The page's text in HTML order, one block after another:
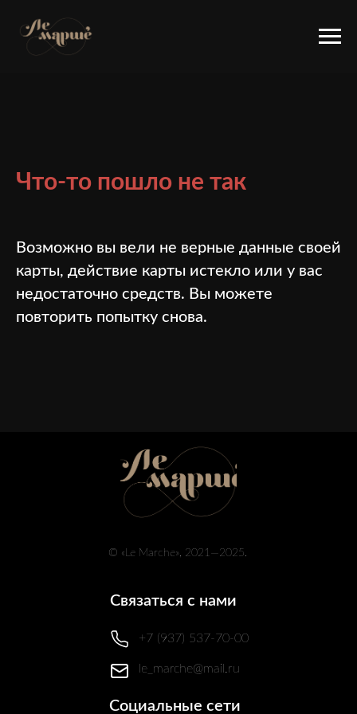
Что-то пошло не так
Возможно вы вели не верные данные своей
карты, действие карты истекло или у вас
недостаточно средств. Вы можете
повторить попытку снова.
Социальные сети
© «Le Marche», 2021—2025.
Связаться с нами
le_marche@mail.ru
+7 (937) 537-70-00